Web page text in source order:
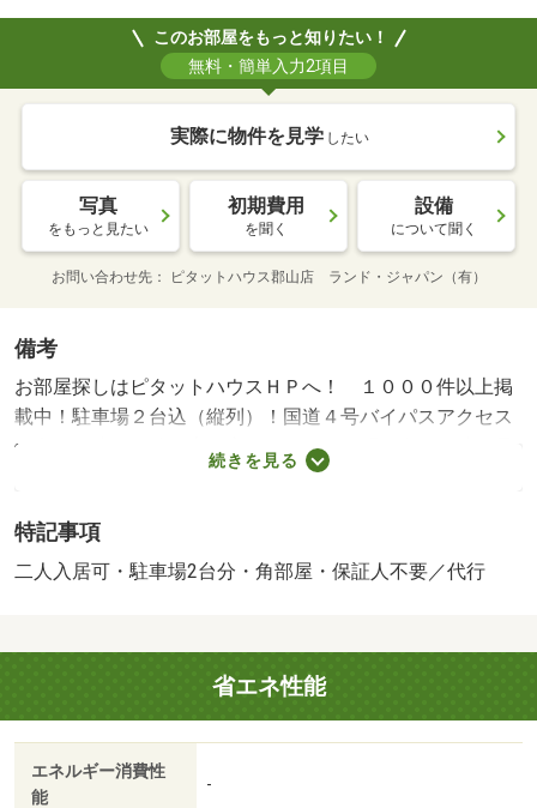
このお部屋をもっと知りたい！
無料・簡単入力2項目
実際に物件を見学 したい
写真
をもっと見たい
初期費用
を聞く
設備
について聞く
お問い合わせ先 ピタットハウス郡山店 ランド・ジャパン（有）
備考
お部屋探しはピタットハウスＨＰへ！ １０００件以上掲
載中！駐車場２台込（縦列）！国道４号バイパスアクセス
便利！戸建て物件で専用庭付き！メール問い合わせ時は電
話番号を入れていただくとスムーズです！・賃貸保証等：
借主負担有り）・維持費等：安心サポート料１，０００円
／月/抗菌施工費 22000円/鍵交換費 33000円/投てき消火
続きを見る
特記事項
二人入居可・駐車場2台分・角部屋・保証人不要／代行
省エネ性能
エネルギー消費性
能
-